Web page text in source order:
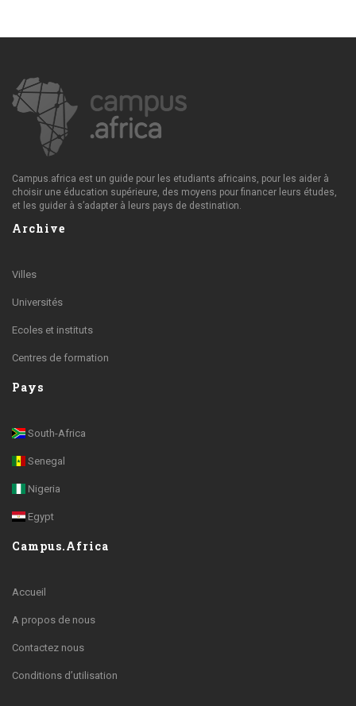
Campus.africa est un guide pour les etudiants africains, pour les aider à
choisir une éducation supérieure, des moyens pour financer leurs études,
et les guider à s’adapter à leurs pays de destination.
Archive
Villes
Universités
Ecoles et instituts
Centres de formation
Pays
South-Africa
Senegal
Nigeria
Egypt
Campus.Africa
Accueil
A propos de nous
Contactez nous
Conditions d’utilisation